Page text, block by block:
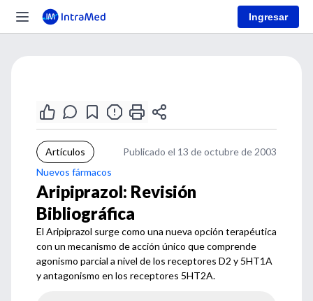
Ingresar
Artículos
Publicado el 13 de octubre de 2003
Nuevos fármacos
Aripiprazol: Revisión
Bibliográfica
El Aripiprazol surge como una nueva opción terapéutica
con un mecanismo de acción único que comprende
agonismo parcial a nivel de los receptores D2 y 5HT1A
y antagonismo en los receptores 5HT2A.